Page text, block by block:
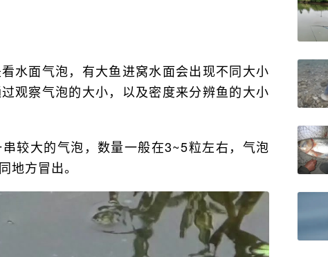
水面气泡，有大鱼进窝水面会出现不同大小
观察气泡的大小，以及密度来分辨鱼的大小
较大的气泡，数量一般在3~5粒左右，气泡
地方冒出。